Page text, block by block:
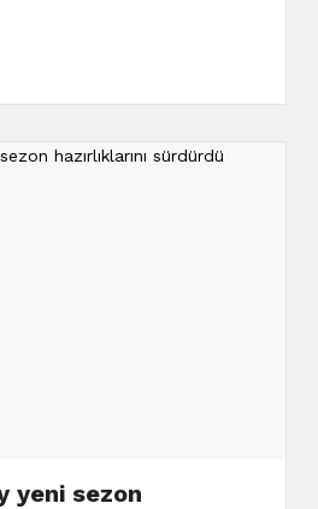
yeni sezon